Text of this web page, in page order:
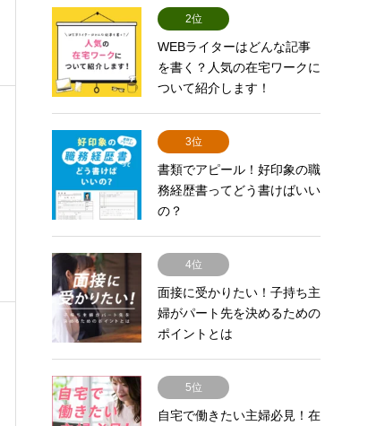
2位
WEBライターはどんな記事
を書く？人気の在宅ワークに
ついて紹介します！
3位
書類でアピール！好印象の職
務経歴書ってどう書けばいい
の？
4位
面接に受かりたい！子持ち主
婦がパート先を決めるための
ポイントとは
5位
自宅で働きたい主婦必見！在